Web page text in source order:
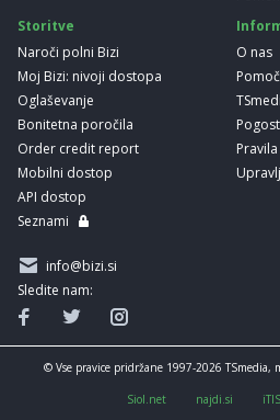
Storitve
Naroči polni Bizi
Moj Bizi: nivoji dostopa
Oglaševanje
Bonitetna poročila
Order credit report
Mobilni dostop
API dostop
Seznami
O nas
Pomoč
info@bizi.si
Sledite nam:
© Vse pravice pridržane 1997-2026 TSmedia,
Siol.net najdi.si iTIS